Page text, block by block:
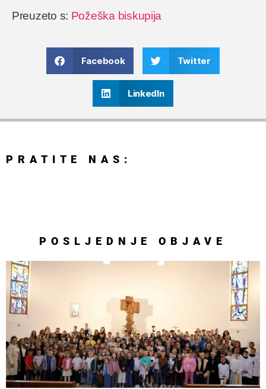
Preuzeto s: Požeška biskupija
Facebook Twitter
LinkedIn
PRATITE NAS:
POSLJEDNJE OBJAVE